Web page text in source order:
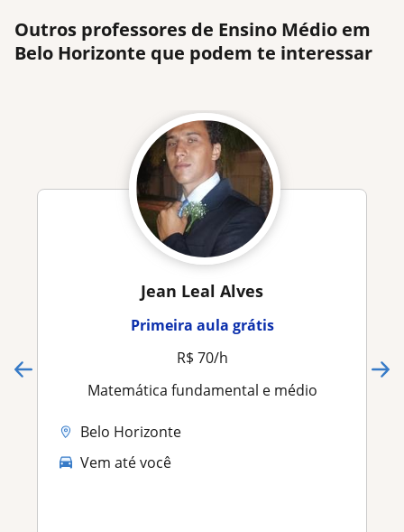
Outros professores de Ensino Médio em
Belo Horizonte que podem te interessar
Jean Leal Alves
Primeira aula grátis
R$ 70/h
Matemática fundamental e médio
Belo Horizonte
Vem até você